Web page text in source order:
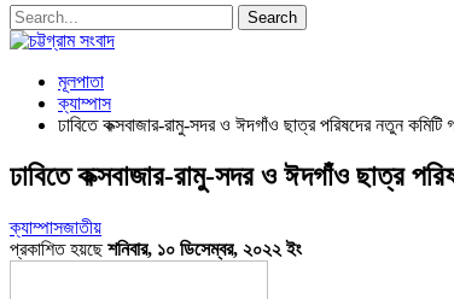
মূলপাতা
ক্যাম্পাস
ঢাবিতে কক্সবাজার-রামু-সদর ও ঈদগাঁও ছাত্র পরিষদের নতুন কমিটি
ঢাবিতে কক্সবাজার-রামু-সদর ও ঈদগাঁও ছাত্র
ক্যাম্পাসজাতীয়
প্রকাশিত হয়ছেশনিবার, ১০ ডিসেম্বর, ২০২২ ইং